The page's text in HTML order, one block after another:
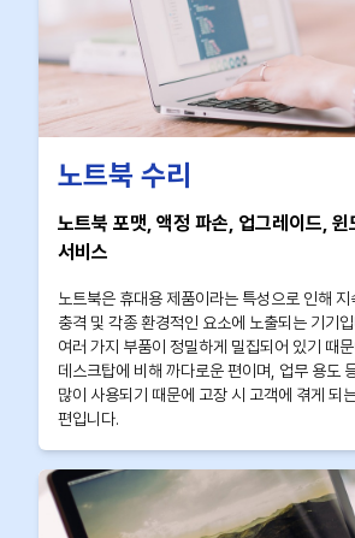
노트북 수리
노트북 포맷, 액정 파손, 업그레이드, 윈
서비스
노트북은 휴대용 제품이라는 특성으로 인해 지
충격 및 각종 환경적인 요소에 노출되는 기기
여러 가지 부품이 정밀하게 밀집되어 있기 때
데스크탑에 비해 까다로운 편이며, 업무 용도
많이 사용되기 때문에 고장 시 고객에 겪게 되
편입니다.